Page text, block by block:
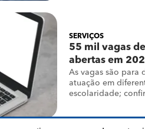
SERVIÇOS
55 mil vagas
abertas em
As vagas são para
atuação em
escolaridade;